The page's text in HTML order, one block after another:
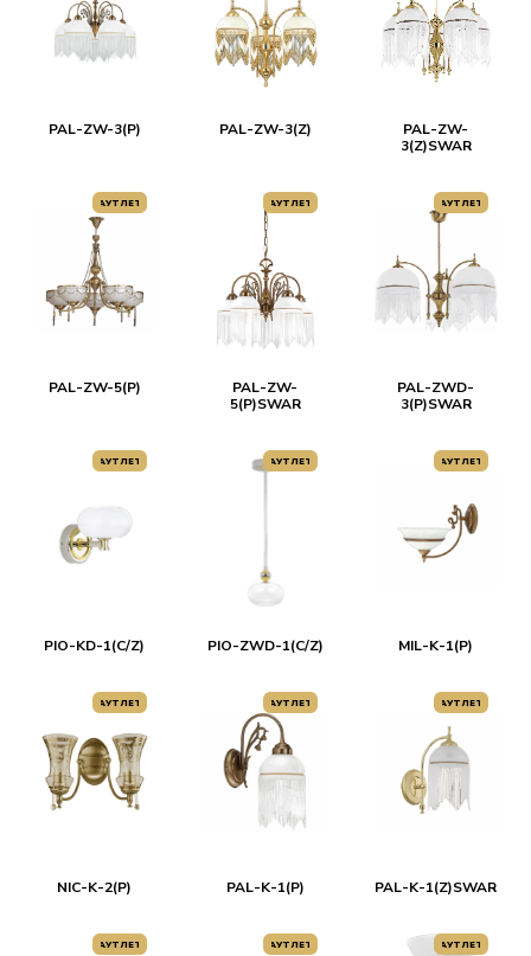
PAL-ZW-3(P) PAL-ZW-3(Z)
PAL-ZW-
3(Z)SWAR
АУТЛЕТ
PAL-ZW-5(P)
АУТЛЕТ
PAL-ZW-
5(P)SWAR
АУТЛЕТ
PAL-ZWD-
3(P)SWAR
АУТЛЕТ
PIO-KD-1(C/Z)
АУТЛЕТ
PIO-ZWD-1(C/Z)
АУТЛЕТ
MIL-K-1(P)
АУТЛЕТ
NIC-K-2(P)
АУТЛЕТ
PAL-K-1(P)
АУТЛЕТ
PAL-K-1(Z)SWAR
АУТЛЕТ АУТЛЕТ АУТЛЕТ